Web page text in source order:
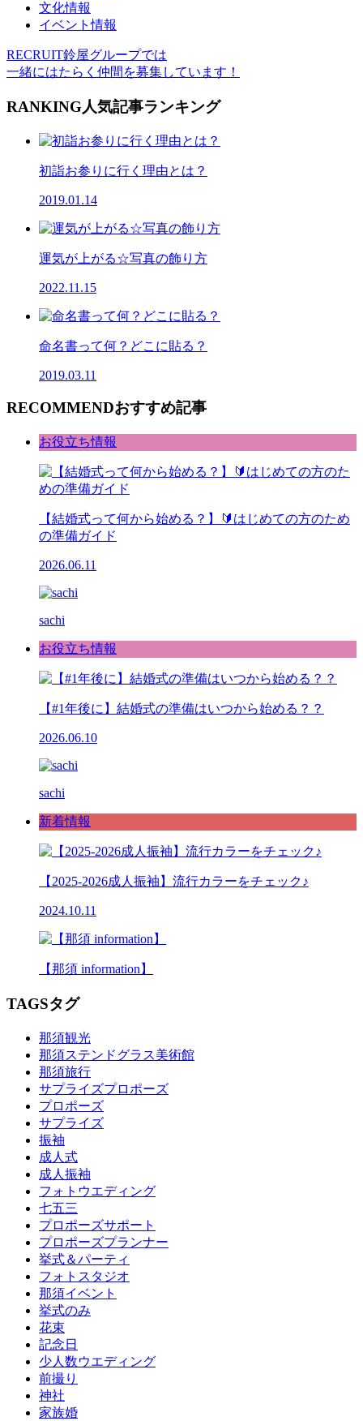
文化情報
イベント情報
RECRUIT鈴屋グループでは
一緒にはたらく仲間を募集しています！
RANKING人気記事ランキング
初詣お参りに行く理由とは？
2019.01.14
運気が上がる☆写真の飾り方
2022.11.15
命名書って何？どこに貼る？
2019.03.11
RECOMMENDおすすめ記事
お役立ち情報
【結婚式って何から始める？】🔰はじめての方のため
の準備ガイド
2026.06.11
sachi
お役立ち情報
【#1年後に】結婚式の準備はいつから始める？？
2026.06.10
sachi
新着情報
【2025-2026成人振袖】流行カラーをチェック♪
2024.10.11
【那須 information】
TAGSタグ
那須観光
那須ステンドグラス美術館
那須旅行
サプライズプロポーズ
プロポーズ
サプライズ
振袖
成人式
成人振袖
フォトウエディング
七五三
プロポーズサポート
プロポーズプランナー
挙式＆パーティ
フォトスタジオ
那須イベント
挙式のみ
花束
記念日
少人数ウエディング
前撮り
神社
家族婚